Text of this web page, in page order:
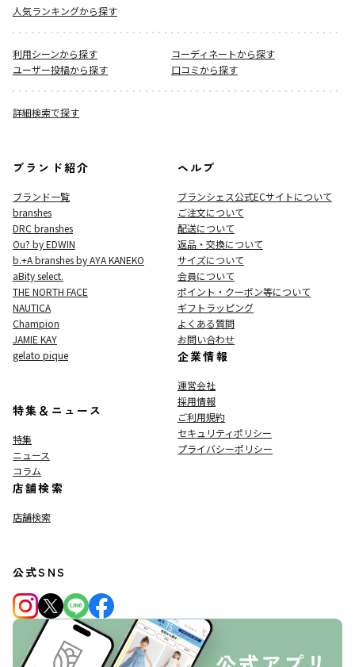
人気ランキングから探す
利用シーンから探す
コーディネートから探す
ユーザー投稿から探す
口コミから探す
詳細検索で探す
ブランド紹介
ブランド一覧
branshes
DRC branshes
Ou? by EDWIN
b.+A branshes by AYA KANEKO
aBity select.
THE NORTH FACE
NAUTICA
Champion
JAMIE KAY
gelato pique
特集＆ニュース
特集
ニュース
コラム
店舗検索
店舗検索
ヘルプ
ブランシェス公式ECサイトについて
ご注文について
配送について
返品・交換について
サイズについて
会員について
ポイント・クーポン等について
ギフトラッピング
よくある質問
お問い合わせ
企業情報
運営会社
採用情報
ご利用規約
セキュリティポリシー
プライバシーポリシー
公式SNS